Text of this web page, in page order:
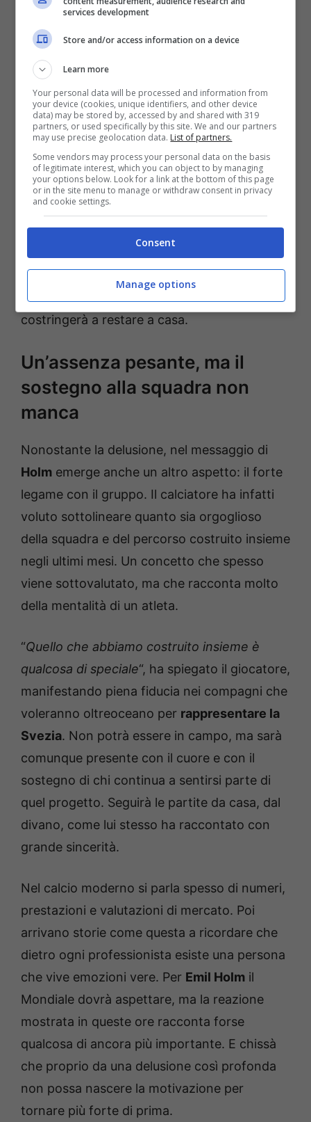
Attraverso il proprio profilo Instagram, Holm
ha raccontato tutta la sua amarezza con
emotiva. “
il laterale svedese, definendo questo
momento come il più difficile della sua
carriera da calciatore.
Un passaggio che racconta meglio di
qualsiasi statistica quanto fosse importante
questa occasione per lui. Il sogno di
rappresentare il proprio Paese in una Coppa
del Mondo era diventato realtà, almeno fino
all’arrivo di un problema fisico che lo
costringerà a restare a casa.
Un’assenza pesante, ma il
sostegno alla squadra non
manca
Nonostante la delusione, nel messaggio di
Holm emerge anche un altro aspetto: il forte
legame con il gruppo. Il calciatore ha infatti
voluto sottolineare quanto sia orgoglioso
della squadra e del percorso costruito insieme
negli ultimi mesi. Un concetto che spesso
viene sottovalutato, ma che racconta molto
della mentalità di un atleta.
“Quello che abbiamo costruito insieme è
qualcosa di speciale“, ha spiegato il giocatore,
manifestando piena fiducia nei compagni che
voleranno oltreoceano per rappresentare la
Svezia. Non potrà essere in campo, ma sarà
comunque presente con il cuore e con il
sostegno di chi continua a sentirsi parte di
quel progetto. Seguirà le partite da casa, dal
divano, come lui stesso ha raccontato con
grande sincerità.
Nel calcio moderno si parla spesso di numeri,
prestazioni e valutazioni di mercato. Poi
arrivano storie come questa a ricordare che
dietro ogni professionista esiste una persona
che vive emozioni vere. Per Emil Holm il
Mondiale dovrà aspettare, ma la reazione
mostrata in queste ore racconta forse
qualcosa di ancora più importante. E chissà
che proprio da una delusione così profonda
non possa nascere la motivazione per
tornare più forte di prima.
services development
Store and/or access information on a device
Learn more
Your personal data will be processed and information from
your device (cookies, unique identifiers, and other device
data) may be stored by, accessed by and shared with 319
partners, or used specifically by this site. We and our partners
may use precise geolocation data. List of partners.
Some vendors may process your personal data on the basis
of legitimate interest, which you can object to by managing
your options below. Look for a link at the bottom of this page
or in the site menu to manage or withdraw consent in privacy
and cookie settings.
Consent
Manage options